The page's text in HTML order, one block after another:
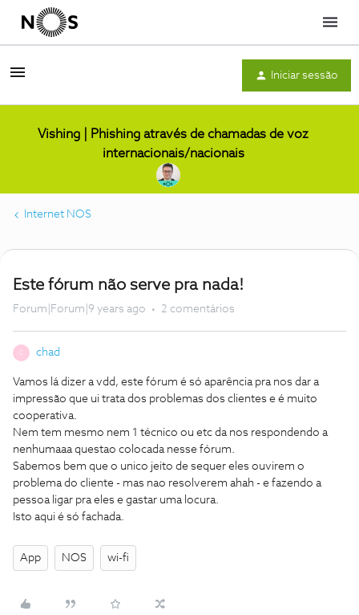
Menu
Iniciar sessão
Vishing | Phishing através de chamadas de voz
internacionais/nacionais
Internet NOS
Este fórum não serve pra nada!
Forum|Forum|9 years ago 2 comentários
C chad
Vamos lá dizer a vdd, este fórum é só aparência pra nos dar a
impressão que ui trata dos problemas dos clientes e é muito
cooperativa.
Nem tem mesmo nem 1 técnico ou etc da nos respondendo a
nenhumaaa questao colocada nesse fórum.
Sabemos bem que o unico jeito de sequer eles ouvirem o
problema do cliente - mas nao resolverem ahah - e fazendo a
pessoa ligar pra eles e gastar uma locura.
Isto aqui é só fachada.
App NOS wi-fi